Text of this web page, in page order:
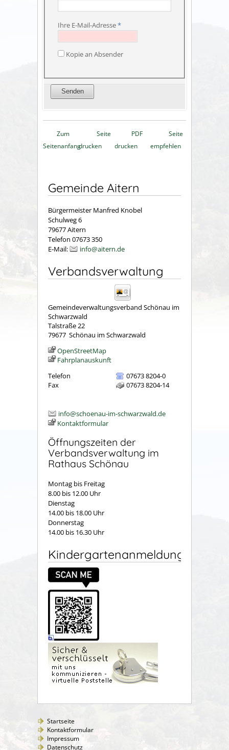
Ihre E-Mail-Adresse*
Kopie an Absender
Zum
Seitenanfang
Seite
drucken
PDF
drucken
Seite
empfehlen
Gemeinde Aitern
Bürgermeister Manfred Knobel
Schulweg 6
79677 Aitern
Telefon 07673 350
E-Mail:
info@aitern.de
Verbandsverwaltung
Gemeindeverwaltungsverband Schönau im
Schwarzwald
Talstraße 22
79677 Schönau im Schwarzwald
OpenStreetMap
Fahrplanauskunft
Telefon
07673 8204-0
Fax
07673 8204-14
info@schoenau-im-schwarzwald.de
Kontaktformular
Öffnungszeiten der
Verbandsverwaltung im
Rathaus Schönau
Montag bis Freitag
8.00 bis 12.00 Uhr
Dienstag
14.00 bis 18.00 Uhr
Donnerstag
14.00 bis 16.30 Uhr
Kindergartenanmeldung
Startseite
Kontaktformular
Impressum
Datenschutz